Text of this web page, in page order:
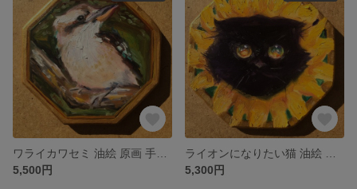
5,500円
5,300円